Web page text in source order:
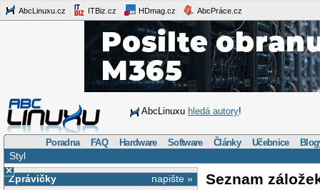
AbcLinuxu.cz ITBiz.cz HDmag.cz AbcPráce.cz
AbcLinuxu hledá autory!
Poradna FAQ Hardware Software Články Učebnice
Styl
×
napište »
Zprávičky
Seznam